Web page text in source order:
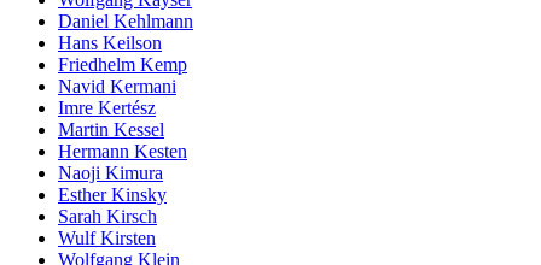
Daniel Kehlmann
Hans Keilson
Friedhelm Kemp
Navid Kermani
Imre Kertész
Martin Kessel
Hermann Kesten
Naoji Kimura
Esther Kinsky
Sarah Kirsch
Wulf Kirsten
Wolfgang Klein